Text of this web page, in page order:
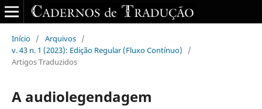
Início / Arquivos /
v. 43 n. 1 (2023): Edição Regular (Fluxo Contínuo)
/
Artigos Traduzidos
A audiolegendagem